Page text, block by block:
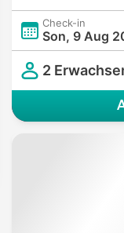
Check-in
Son, 9 Aug
2